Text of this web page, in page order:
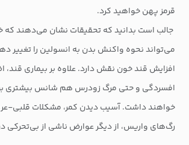
قرمز پهن خواهید کرد.
جالب است بدانید که تحقیقات نشان می‌دهند
می‌تواند نحوه واکنش بدن به انسولین را تغییر
افزایش قند خون نقش دارد. علاوه بر بیماری قند،
افسردگی و حتی مرگ زودرس هم شانس بیشتری
خواهند داشت. آسیب دیدن کمر، مشکلات قلبی-
رگ‌های واریس، از دیگر عوارض ناشی از بی‌تحرکی